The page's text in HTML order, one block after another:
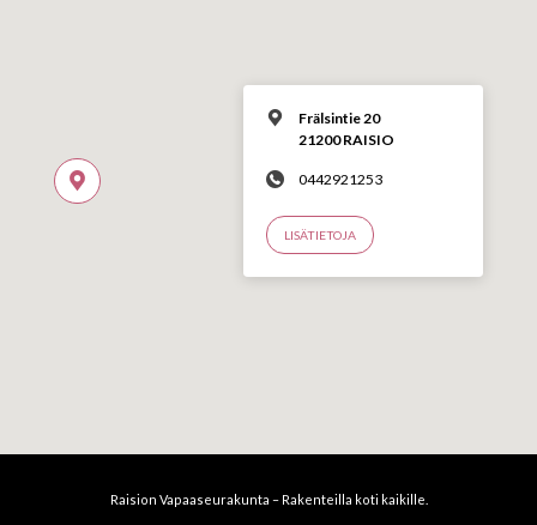
Frälsintie 20
21200 RAISIO
0442921253
LISÄTIETOJA
Raision Vapaaseurakunta – Rakenteilla koti kaikille.